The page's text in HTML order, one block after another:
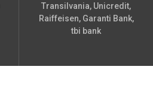
Transilvania, Unicredit,
Raiffeisen, Garanti Bank,
tbi bank